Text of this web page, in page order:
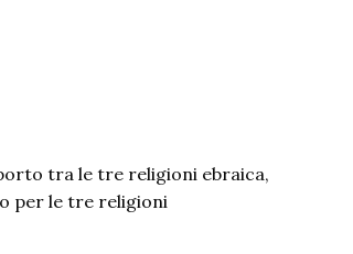
tra le tre religioni ebraica,
per le tre religioni